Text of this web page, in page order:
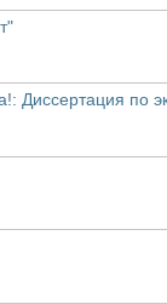
Диссертация по